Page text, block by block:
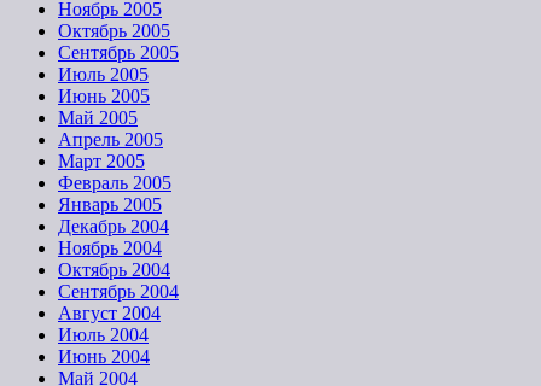
Ноябрь 2005
Октябрь 2005
Сентябрь 2005
Июль 2005
Июнь 2005
Май 2005
Апрель 2005
Март 2005
Февраль 2005
Январь 2005
Декабрь 2004
Ноябрь 2004
Октябрь 2004
Сентябрь 2004
Август 2004
Июль 2004
Июнь 2004
Май 2004